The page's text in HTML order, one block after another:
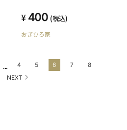
400 (税込)
おぎひろ家
... 4 5 6 7
8
NEXT